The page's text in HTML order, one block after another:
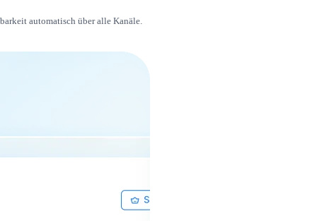
automatisch über alle Kanäle.